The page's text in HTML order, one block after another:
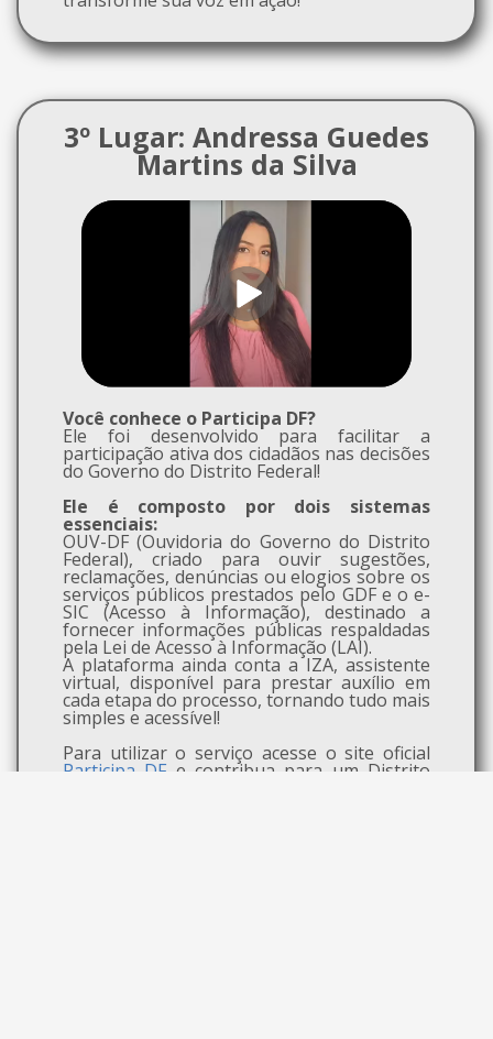
3º Lugar: Andressa Guedes
Martins da Silva
Você conhece o Participa DF?
Ele foi desenvolvido para facilitar a
participação ativa dos cidadãos nas decisões
do Governo do Distrito Federal!
Ele é composto por dois sistemas
essenciais:
OUV-DF (Ouvidoria do Governo do Distrito
Federal), criado para ouvir sugestões,
reclamações, denúncias ou elogios sobre os
serviços públicos prestados pelo GDF e o e-
SIC (Acesso à Informação), destinado a
fornecer informações públicas respaldadas
pela Lei de Acesso à Informação (LAI).
A plataforma ainda conta a IZA, assistente
virtual, disponível para prestar auxílio em
cada etapa do processo, tornando tudo mais
simples e acessível!
Para utilizar o serviço acesse o site oficial
Participa DFe contribua para um Distrito